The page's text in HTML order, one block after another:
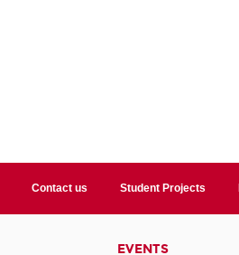
Contact us Student Projects
EVENTS